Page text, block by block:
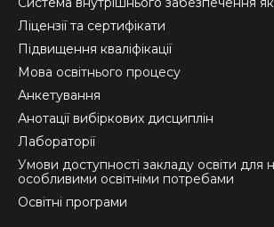
windowwindowwindow
Ліцензії та сертифікати
Підвищення кваліфікації
Мова освітнього процесу
Анкетування
Анотації вибіркових дисциплін
Лабораторії
Умови доступності закладу освіти для
особливими освітніми потребами
Освітні програми